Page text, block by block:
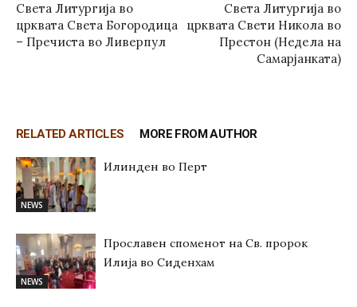
Света Литургија во
црквата Света Богородица
– Пречиста во Ливерпул
Света Литургија во
црквата Свети Никола во
Престон (Недела на
Самарјанката)
RELATED ARTICLES MORE FROM AUTHOR
NEWS
Илинден во Перт
NEWS
Прославен споменот на Св. пророк
Илија во Сиденхам